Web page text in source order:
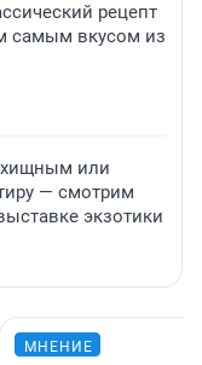
рецепт
самым вкусом из
хищным или
— смотрим
экзотики
МНЕНИЕ